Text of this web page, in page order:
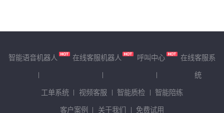
智能语音机器人 在线客服机器人 呼叫中心
在线客服系
统
工单系统
视频客服 智能质检
智能陪练
客户案例
关于我们 免费试用